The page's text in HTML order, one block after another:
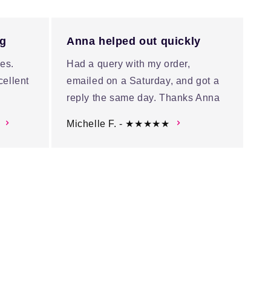
Anna helped out quickly
Had a query with my order,
emailed on a Saturday, and got a
reply the same day. Thanks Anna
Michelle F. - ★★★★★